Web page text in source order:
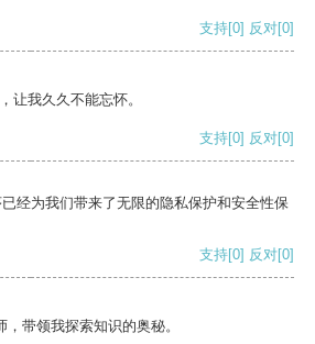
支持[0] 反对[0]
让我久久不能忘怀。
支持[0] 反对[0]
经为我们带来了无限的隐私保护和安全性保
支持[0] 反对[0]
带领我探索知识的奥秘。